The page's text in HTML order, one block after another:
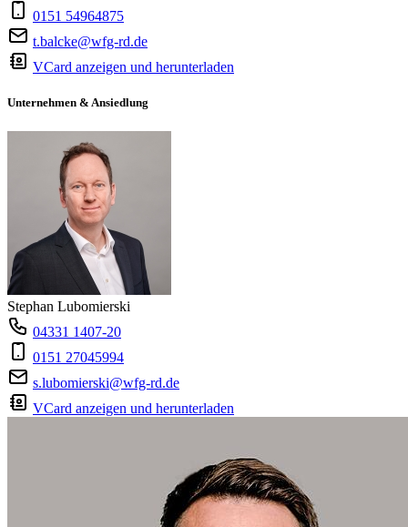
0151 54964875
t.balcke@wfg-rd.de
VCard anzeigen und herunterladen
Unternehmen & Ansiedlung
Stephan Lubomierski
04331 1407-20
0151 27045994
s.lubomierski@wfg-rd.de
VCard anzeigen und herunterladen